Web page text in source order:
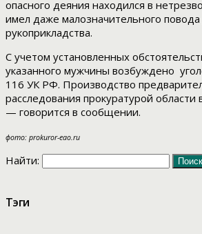
опасного деяния находился в
имел даже малозначительного повода
рукоприкладства.
С учетом установленных
указанного мужчины возбуждено
116 УК РФ. Производство
расследования прокуратурой области
— говорится в сообщении.
фото: prokuror-eao.ru
Найти:
Тэги